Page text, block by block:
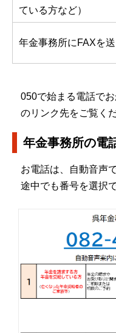
ている方など）
年金事務所にFAXを
050で始まる電話で
のリンク先をご覧くだ
年金事務所の電
お電話は、自動音声
途中でも番号を選択